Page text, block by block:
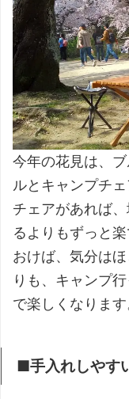
今年の花見は、
ルとキャンプチ
チェアがあれば
るよりもずっと
おけば、気分は
りも、キャンプ
で楽しくなります
■手入れしやす